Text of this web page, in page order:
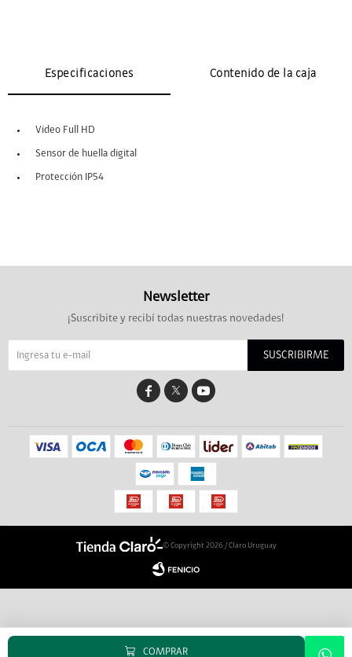
COMPRAR
Especificaciones Contenido de la caja
Video Full HD
Sensor de huella digital
Protección IP54
Newsletter
¡Suscribite y recibí todas nuestras novedades!
SUSCRIBIRME
 
© Copyright 2026 / Claro Uruguay